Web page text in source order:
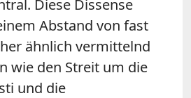
Diese Dissense
Abstand von fast
ähnlich vermittelnd
wie den Streit um die
und die